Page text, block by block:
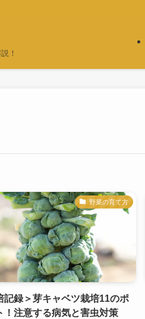
！
野菜の育て方
記録＞芽キャベツ栽培11のポ
！注意する病気と害虫対策